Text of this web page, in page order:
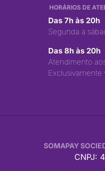
HORÁRIOS DE
Das 7h às 20h
Segunda a
Das 8h às 20h
Atendimento
Exclusivamente
SOMAPAY
CNPJ: